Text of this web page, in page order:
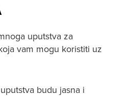
uputstva za
vam mogu koristiti uz
budu jasna i